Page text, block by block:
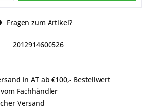
Fragen zum Artikel?
2012914600526
in AT ab €100,- Bestellwert
Fachhändler
Versand